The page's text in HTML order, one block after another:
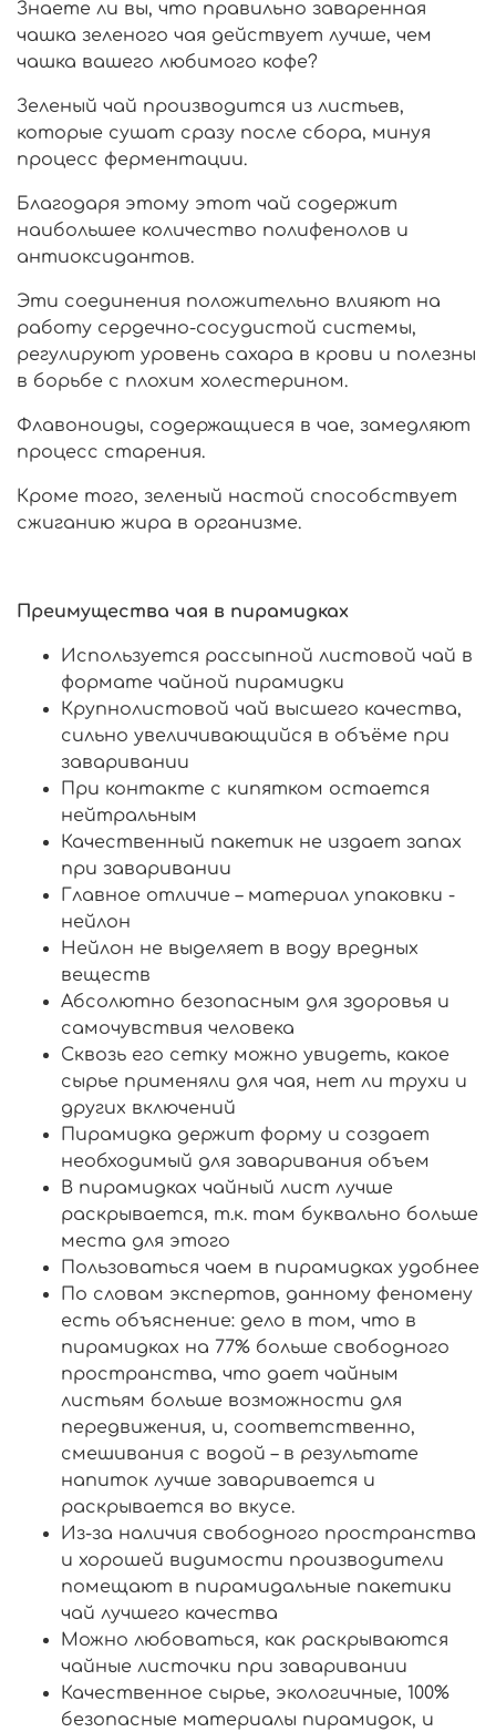
Знаете ли вы, что правильно заваренная
чашка зеленого чая действует лучше, чем
чашка вашего любимого кофе?
Зеленый чай производится из листьев,
которые сушат сразу после сбора, минуя
процесс ферментации.
Благодаря этому этот чай содержит
наибольшее количество полифенолов и
антиоксидантов.
Эти соединения положительно влияют на
работу сердечно-сосудистой системы,
регулируют уровень сахара в крови и полезны
в борьбе с плохим холестерином.
Флавоноиды, содержащиеся в чае, замедляют
процесс старения.
Кроме того, зеленый настой способствует
сжиганию жира в организме.
Преимущества чая в пирамидках
Используется рассыпной листовой чай в
формате чайной пирамидки
Крупнолистовой чай высшего качества,
сильно увеличивающийся в объёме при
заваривании
При контакте с кипятком остается
нейтральным
Качественный пакетик не издает запах
при заваривании
Главное отличие – материал упаковки -
нейлон
Нейлон не выделяет в воду вредных
веществ
Абсолютно безопасным для здоровья и
самочувствия человека
Сквозь его сетку можно увидеть, какое
сырье применяли для чая, нет ли трухи и
других включений
Пирамидка держит форму и создает
необходимый для заваривания объем
В пирамидках чайный лист лучше
раскрывается, т.к. там буквально больше
места для этого
Пользоваться чаем в пирамидках удобнее
По словам экспертов, данному феномену
есть объяснение: дело в том, что в
пирамидках на 77% больше свободного
пространства, что дает чайным
листьям больше возможности для
передвижения, и, соответственно,
смешивания с водой – в результате
напиток лучше заваривается и
раскрывается во вкусе.
Из-за наличия свободного пространства
и хорошей видимости производители
помещают в пирамидальные пакетики
чай лучшего качества
Можно любоваться, как раскрываются
чайные листочки при заваривании
Качественное сырье, экологичные, 100%
безопасные материалы пирамидок, и